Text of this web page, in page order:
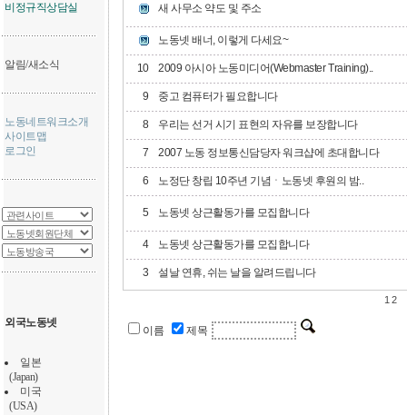
비정규직상담실
알림/새소식
노동네트워크소개
사이트맵
로그인
외국노동넷
일본
(Japan)
미국
(USA)
새 사무소 약도 및 주소
노동넷 배너, 이렇게 다세요~
10 2009 아시아 노동미디어(Webmaster Training)..
9 중고 컴퓨터가 필요합니다
8 우리는 선거 시기 표현의 자유를 보장합니다
7 2007 노동 정보통신담당자 워크샵에 초대합니다
6 노정단 창립 10주년 기념ㆍ노동넷 후원의 밤..
5 노동넷 상근활동가를 모집합니다
4 노동넷 상근활동가를 모집합니다
3 설날 연휴, 쉬는 날을 알려드립니다
1 2
이름 제목